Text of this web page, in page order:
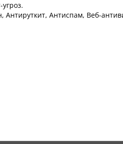
Антиспам, Веб-